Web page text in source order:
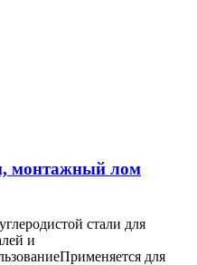
монтажный лом
стали для
и
для